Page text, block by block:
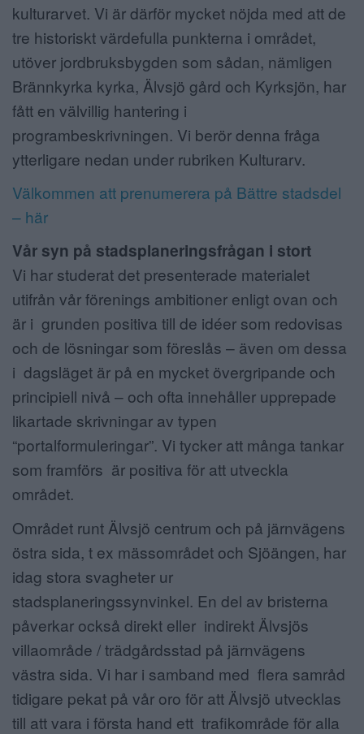
kulturarvet. Vi är därför mycket nöjda med att de
tre historiskt värdefulla punkterna i området,
utöver jordbruksbygden som sådan, nämligen
Brännkyrka kyrka, Älvsjö gård och Kyrksjön, har
fått en välvillig hantering i
programbeskrivningen. Vi berör denna fråga
ytterligare nedan under rubriken Kulturarv.
Välkommen att prenumerera på Bättre stadsdel
– här
Vår syn på stadsplaneringsfrågan i stort
Vi har studerat det presenterade materialet
utifrån vår förenings ambitioner enligt ovan och
är i grunden positiva till de idéer som redovisas
och de lösningar som föreslås – även om dessa
i dagsläget är på en mycket övergripande och
principiell nivå – och ofta innehåller upprepade
likartade skrivningar av typen
“portalformuleringar”. Vi tycker att många tankar
som framförs är positiva för att utveckla
området.
Området runt Älvsjö centrum och på järnvägens
östra sida, t ex mässområdet och Sjöängen, har
idag stora svagheter ur
stadsplaneringssynvinkel. En del av bristerna
påverkar också direkt eller indirekt Älvsjös
villaområde / trädgårdsstad på järnvägens
västra sida. Vi har i samband med flera samråd
tidigare pekat på vår oro för att Älvsjö utvecklas
till att vara i första hand ett trafikområde för alla